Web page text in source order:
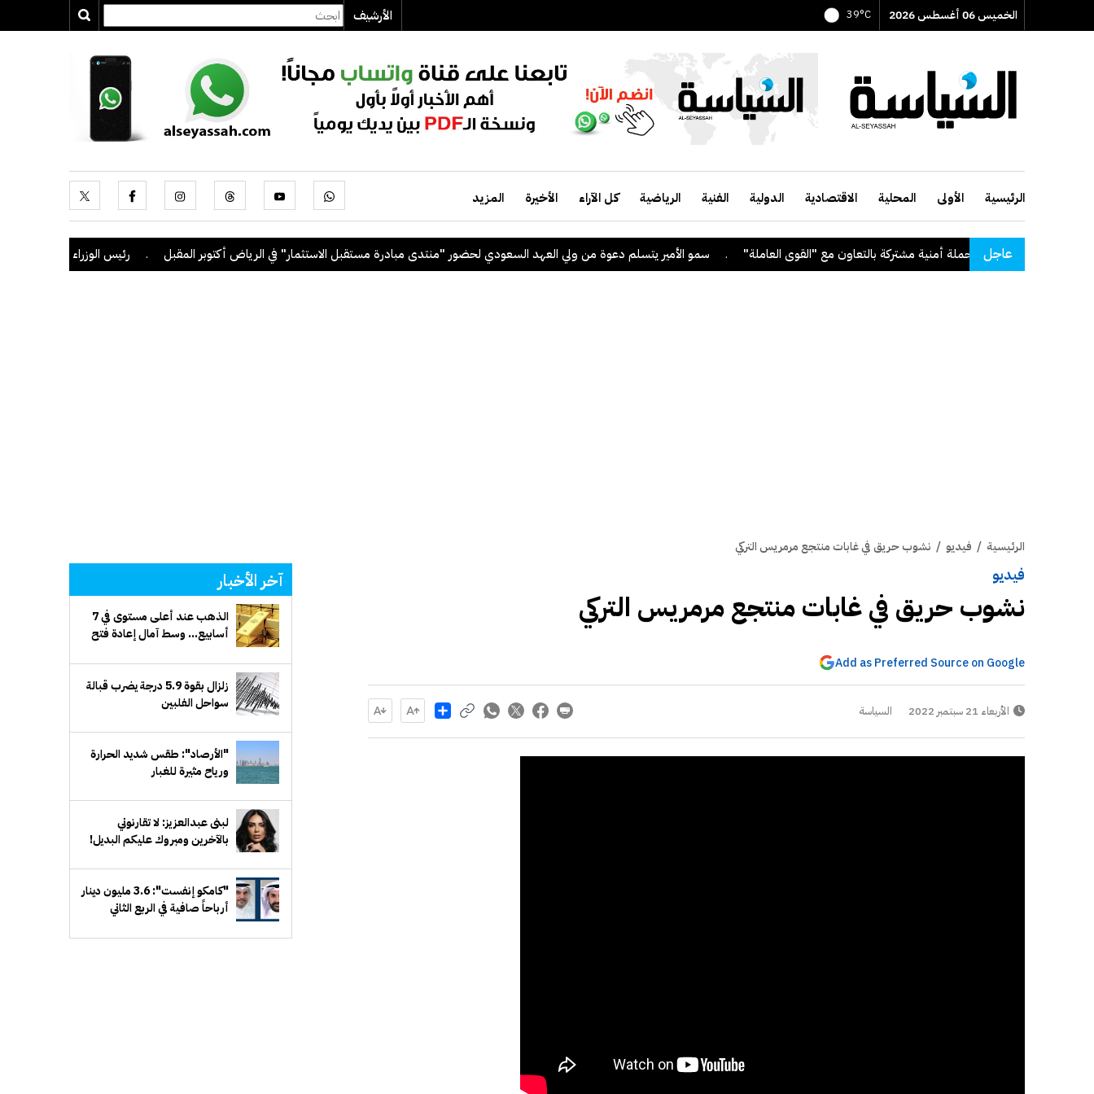
الخميس 06 أغسطس 2026 39°C الأرشيف
الرئيسية الأولى المحلية الاقتصادية الدولية الفنية الرياضية كل الآراء الأخيرة المزيد
عاجل . سمو الأمير يتسلم دعوة من ولي العهد السعودي لحضور "منتدى مبادرة مستقبل الاستثمار" في الرياض أكتوبر المقبل . رئيس الوزراء يترأس اجتماعا
الرئيسية / فيديو / نشوب حريق في غابات منتجع مرمريس التركي
فيديو
نشوب حريق في غابات منتجع مرمريس التركي
Add as Preferred Source on Google
الأربعاء 21 سبتمبر 2022 السياسة Share
آخر الأخبار
الذهب عند أعلى مستوى في 7
أسابيع... وسط آمال إعادة فتح
زلزال بقوة 5.9 درجة يضرب قبالة
سواحل الفلبين
"الأرصاد": طقس شديد الحرارة
ورياح مثيرة للغبار
لبنى عبدالعزيز: لا تقارنوني
بالآخرين ومبروك عليكم البديل!
"كامكو إنفست": 3.6 مليون دينار
أرباحاً صافية في الربع الثاني